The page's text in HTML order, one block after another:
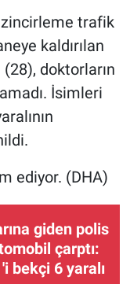
zincirleme trafik
kaldırılan
doktorların
İsimleri
ediyor. (DHA)
giden polis
çarptı:
bekçi 6 yaralı